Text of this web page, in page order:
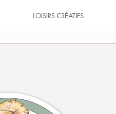
LOISIRS CRÉATIFS